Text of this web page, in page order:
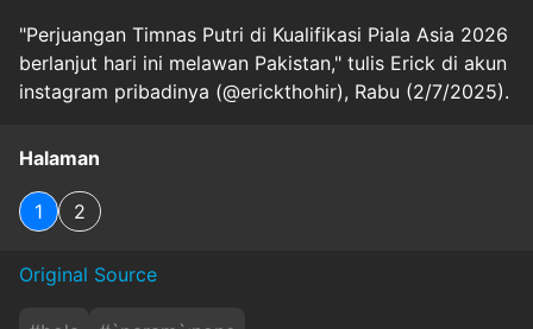
"Perjuangan Timnas Putri di Kualifikasi Piala Asia 2026
berlanjut hari ini melawan Pakistan," tulis Erick di akun
instagram pribadinya (@erickthohir), Rabu (2/7/2025).
Halaman
1 2
Original Source